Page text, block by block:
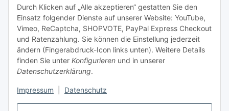
Durch Klicken auf „Alle akzeptieren“ gestatten Sie den
Einsatz folgender Dienste auf unserer Website: YouTube,
Vimeo, ReCaptcha, SHOPVOTE, PayPal Express Checkout
und Ratenzahlung. Sie können die Einstellung jederzeit
ändern (Fingerabdruck-Icon links unten). Weitere Details
finden Sie unter Konfigurieren und in unserer
Datenschutzerklärung.
Impressum Datenschutz
- Vorkasse Zahlung
- Nachnahme